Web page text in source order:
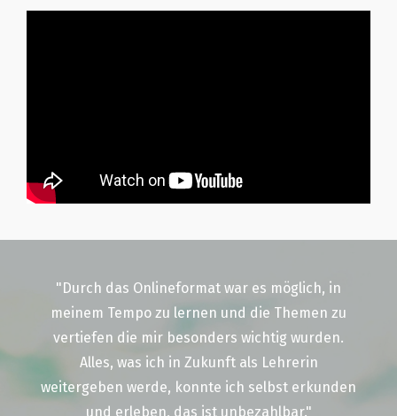
"Durch das Onlineformat war es möglich, in
meinem Tempo zu lernen und die Themen zu
vertiefen die mir besonders wichtig wurden.
Alles, was ich in Zukunft als Lehrerin
weitergeben werde, konnte ich selbst erkunden
und erleben, das ist unbezahlbar."